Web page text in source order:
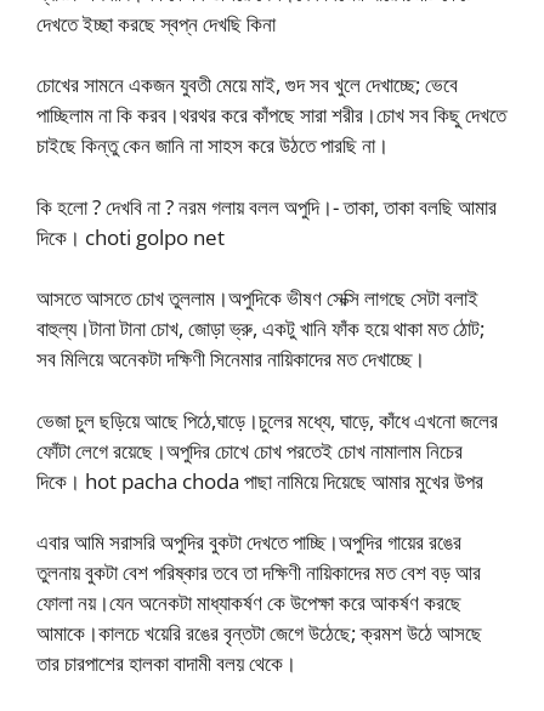
দেখতে ইচ্ছা করছে স্বপ্ন দেখছি কিনা
চোখের সামনে একজন যুবতী মেয়ে মাই, গুদ সব খুলে দেখাচ্ছে; ভেবে
পাচ্ছিলাম না কি করব।থরথর করে কাঁপছে সারা শরীর।চোখ সব কিছু দেখতে
চাইছে কিন্তু কেন জানি না সাহস করে উঠতে পারছি না।
কি হলো ? দেখবি না ? নরম গলায় বলল অপুদি।- তাকা, তাকা বলছি আমার
দিকে। choti golpo net
আসতে আসতে চোখ তুললাম।অপুদিকে ভীষণ সেক্সি লাগছে সেটা বলাই
বাহুল্য।টানা টানা চোখ, জোড়া ভ্রু, একটু খানি ফাঁক হয়ে থাকা মত ঠোট;
সব মিলিয়ে অনেকটা দক্ষিণী সিনেমার নায়িকাদের মত দেখাচ্ছে।
ভেজা চুল ছড়িয়ে আছে পিঠে,ঘাড়ে।চুলের মধ্যে, ঘাড়ে, কাঁধে এখনো জলের
ফোঁটা লেগে রয়েছে।অপুদির চোখে চোখ পরতেই চোখ নামালাম নিচের
দিকে। hot pacha choda পাছা নামিয়ে দিয়েছে আমার মুখের উপর
এবার আমি সরাসরি অপুদির বুকটা দেখতে পাচ্ছি।অপুদির গায়ের রঙের
তুলনায় বুকটা বেশ পরিষ্কার তবে তা দক্ষিণী নায়িকাদের মত বেশ বড় আর
ফোলা নয়।যেন অনেকটা মাধ্যাকর্ষণ কে উপেক্ষা করে আকর্ষণ করছে
আমাকে।কালচে খয়েরি রঙের বৃন্তটা জেগে উঠেছে; ক্রমশ উঠে আসছে
তার চারপাশের হালকা বাদামী বলয় থেকে।